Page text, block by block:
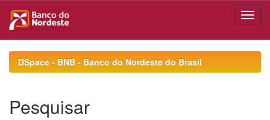
navigationDSpace - BNB - Banco do Nordeste do Brasil
Pesquisar